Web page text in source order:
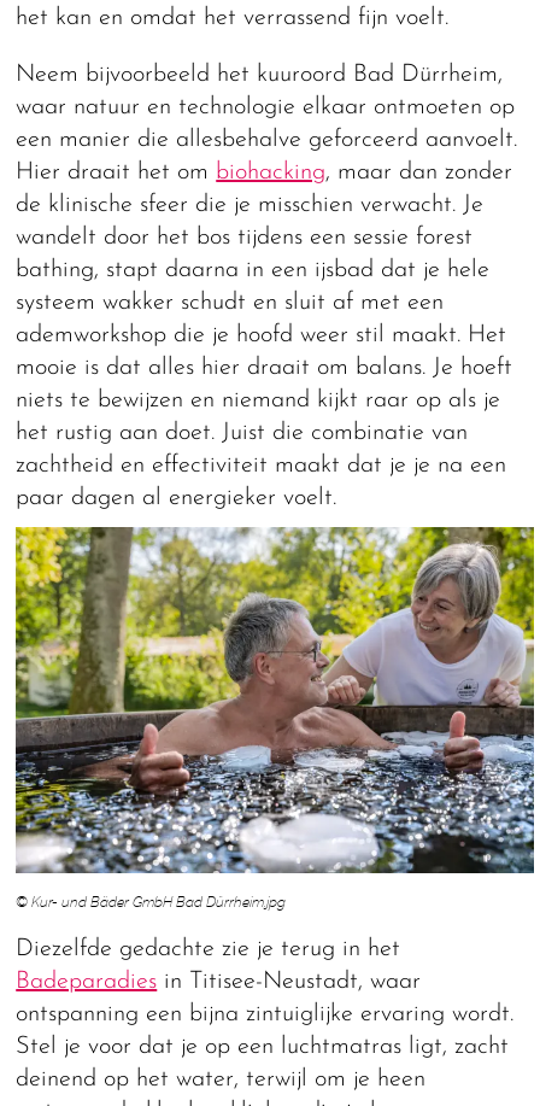
het kan en omdat het verrassend fijn voelt.
Neem bijvoorbeeld het kuuroord Bad Dürrheim,
waar natuur en technologie elkaar ontmoeten op
een manier die allesbehalve geforceerd aanvoelt.
Hier draait het om biohacking, maar dan zonder
de klinische sfeer die je misschien verwacht. Je
wandelt door het bos tijdens een sessie forest
bathing, stapt daarna in een ijsbad dat je hele
systeem wakker schudt en sluit af met een
ademworkshop die je hoofd weer stil maakt. Het
mooie is dat alles hier draait om balans. Je hoeft
niets te bewijzen en niemand kijkt raar op als je
het rustig aan doet. Juist die combinatie van
zachtheid en effectiviteit maakt dat je je na een
paar dagen al energieker voelt.
© Kur- und Bäder GmbH Bad Dürrheim.jpg
Diezelfde gedachte zie je terug in het
Badeparadies in Titisee-Neustadt, waar
ontspanning een bijna zintuiglijke ervaring wordt.
Stel je voor dat je op een luchtmatras ligt, zacht
deinend op het water, terwijl om je heen